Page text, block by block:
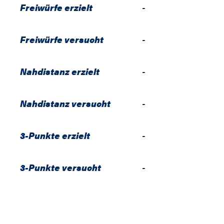
Freiwürfe erzielt -
Freiwürfe versucht -
Nahdistanz erzielt -
Nahdistanz versucht -
3-Punkte erzielt -
3-Punkte versucht -